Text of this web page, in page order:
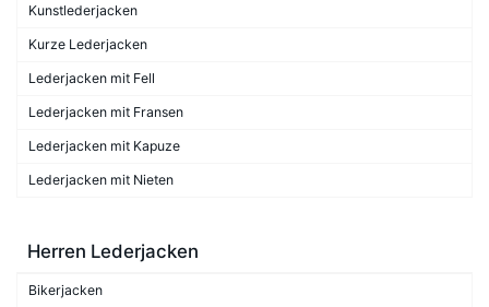
Kunstlederjacken
Kurze Lederjacken
Lederjacken mit Fell
Lederjacken mit Fransen
Lederjacken mit Kapuze
Lederjacken mit Nieten
Herren Lederjacken
Bikerjacken